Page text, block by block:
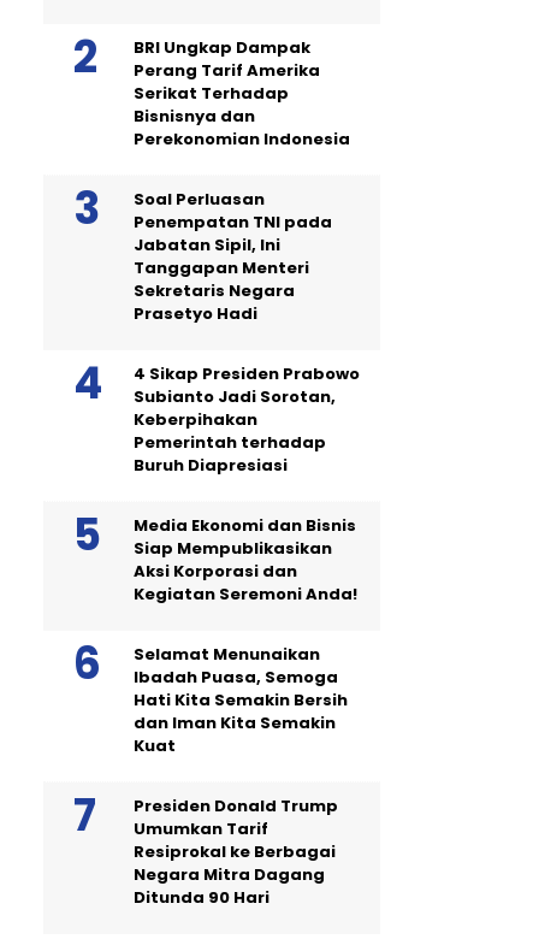
BRI Ungkap Dampak
Perang Tarif Amerika
Serikat Terhadap
Bisnisnya dan
Perekonomian Indonesia
Soal Perluasan
Penempatan TNI pada
Jabatan Sipil, Ini
Tanggapan Menteri
Sekretaris Negara
Prasetyo Hadi
4 Sikap Presiden Prabowo
Subianto Jadi Sorotan,
Keberpihakan
Pemerintah terhadap
Buruh Diapresiasi
Media Ekonomi dan Bisnis
Siap Mempublikasikan
Aksi Korporasi dan
Kegiatan Seremoni Anda!
Selamat Menunaikan
Ibadah Puasa, Semoga
Hati Kita Semakin Bersih
dan Iman Kita Semakin
Kuat
Presiden Donald Trump
Umumkan Tarif
Resiprokal ke Berbagai
Negara Mitra Dagang
Ditunda 90 Hari